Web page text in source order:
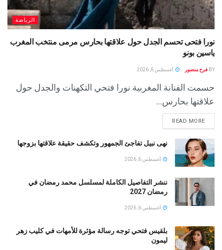
الرياضة
نورا فتحى تحسم الجدل حول علاقتها بحارس مرمى منتخب المغرب
ياسين بونو ‏
BY فرح منصور أغسطس 6, 2026
حسمت الفنانة المغربية نورا فتحي التكهنات والجدل حول
علاقتها بحارس...
READ MORE
نهى نبيل تفاجئ الجمهور وتكشف حقيقة علاقتها بزوجها
أغسطس 6, 2026
ننشر التفاصيل الكاملة لمسلسل محمد رمضان في
رمضان 2027
أغسطس 6, 2026
بلقيس فتحي توجه رسالة مؤثرة للأمهات في كليب زهر
ليمون ‏